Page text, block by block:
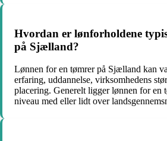
Hvordan er lønforholdene
på Sjælland?
Lønnen for en tømrer på Sjælland kan
erfaring, uddannelse, virksomhedens
placering. Generelt ligger lønnen for en
niveau med eller lidt over